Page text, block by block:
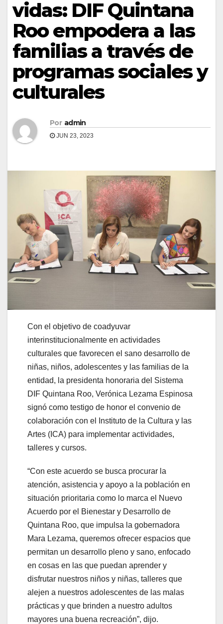
vidas: DIF Quintana
Roo empodera a las
familias a través de
programas sociales y
culturales
Por admin
JUN 23, 2023
Con el objetivo de coadyuvar
interinstitucionalmente en actividades
culturales que favorecen el sano desarrollo de
niñas, niños, adolescentes y las familias de la
entidad, la presidenta honoraria del Sistema
DIF Quintana Roo, Verónica Lezama Espinosa
signó como testigo de honor el convenio de
colaboración con el Instituto de la Cultura y las
Artes (ICA) para implementar actividades,
talleres y cursos.
“Con este acuerdo se busca procurar la
atención, asistencia y apoyo a la población en
situación prioritaria como lo marca el Nuevo
Acuerdo por el Bienestar y Desarrollo de
Quintana Roo, que impulsa la gobernadora
Mara Lezama, queremos ofrecer espacios que
permitan un desarrollo pleno y sano, enfocado
en cosas en las que puedan aprender y
disfrutar nuestros niños y niñas, talleres que
alejen a nuestros adolescentes de las malas
prácticas y que brinden a nuestro adultos
mayores una buena recreación”, dijo.